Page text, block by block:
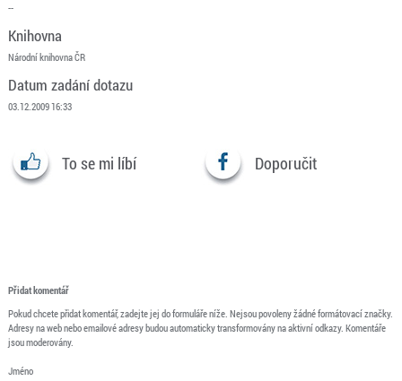
--
Knihovna
Národní knihovna ČR
Datum zadání dotazu
03.12.2009 16:33
To se mi líbí Doporučit
Přidat komentář
Pokud chcete přidat komentář, zadejte jej do formuláře níže. Nejsou povoleny žádné formátovací značky.
Adresy na web nebo emailové adresy budou automaticky transformovány na aktivní odkazy. Komentáře
jsou moderovány.
Jméno